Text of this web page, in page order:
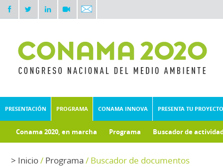
PRESENTACIÓN PROGRAMA CONAMA INNOVA PRESENTA TU PROYECTO
Conama 2020, en marcha Programa Buscador de
> Inicio/ Programa / Buscador de documentos